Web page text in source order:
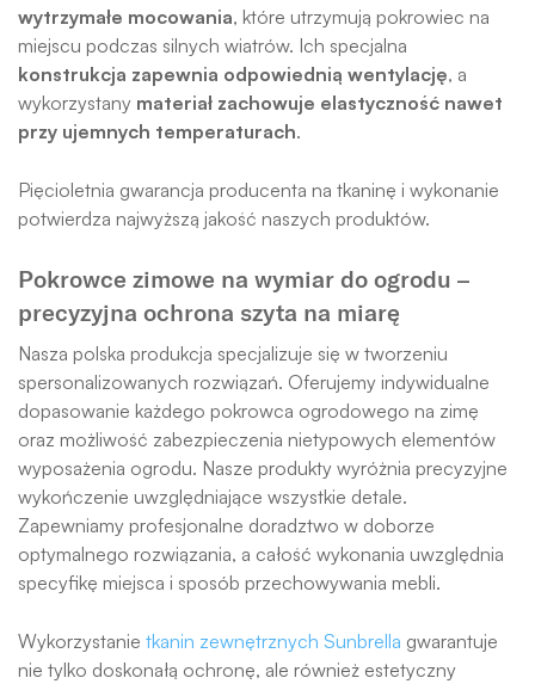
wytrzymałe mocowania, które utrzymują pokrowiec na
miejscu podczas silnych wiatrów. Ich specjalna
konstrukcja zapewnia odpowiednią wentylację, a
wykorzystany materiał zachowuje elastyczność nawet
przy ujemnych temperaturach.
Pięcioletnia gwarancja producenta na tkaninę i wykonanie
potwierdza najwyższą jakość naszych produktów.
Pokrowce zimowe na wymiar do ogrodu –
precyzyjna ochrona szyta na miarę
Nasza polska produkcja specjalizuje się w tworzeniu
spersonalizowanych rozwiązań. Oferujemy indywidualne
dopasowanie każdego pokrowca ogrodowego na zimę
oraz możliwość zabezpieczenia nietypowych elementów
wyposażenia ogrodu. Nasze produkty wyróżnia precyzyjne
wykończenie uwzględniające wszystkie detale.
Zapewniamy profesjonalne doradztwo w doborze
optymalnego rozwiązania, a całość wykonania uwzględnia
specyfikę miejsca i sposób przechowywania mebli.
Wykorzystanie tkanin zewnętrznych Sunbrella gwarantuje
nie tylko doskonałą ochronę, ale również estetyczny